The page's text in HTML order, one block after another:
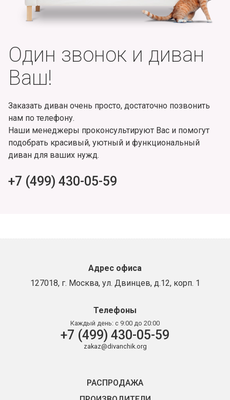
Один звонок и диван
Ваш!
Заказать диван очень просто, достаточно позвонить
нам по телефону.
Наши менеджеры проконсультируют Вас и помогут
подобрать красивый, уютный и функциональный
диван для ваших нужд.
+7 (499) 430-05-59
Адрес офиса
127018, г. Москва, ул. Двинцев, д.12, корп. 1
Телефоны
Каждый день: с 9:00 до 20:00
+7 (499) 430-05-59
zakaz@divanchik.org
РАСПРОДАЖА